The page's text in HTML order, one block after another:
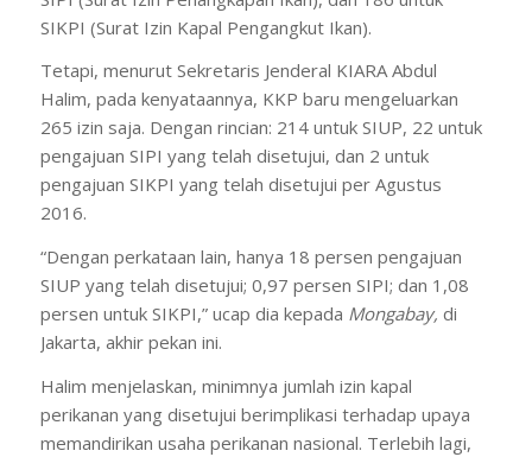
SIKPI (Surat Izin Kapal Pengangkut Ikan).
Tetapi, menurut Sekretaris Jenderal KIARA Abdul
Halim, pada kenyataannya, KKP baru mengeluarkan
265 izin saja. Dengan rincian: 214 untuk SIUP, 22 untuk
pengajuan SIPI yang telah disetujui, dan 2 untuk
pengajuan SIKPI yang telah disetujui per Agustus
2016.
“Dengan perkataan lain, hanya 18 persen pengajuan
SIUP yang telah disetujui; 0,97 persen SIPI; dan 1,08
persen untuk SIKPI,” ucap dia kepada Mongabay, di
Jakarta, akhir pekan ini.
Halim menjelaskan, minimnya jumlah izin kapal
perikanan yang disetujui berimplikasi terhadap upaya
memandirikan usaha perikanan nasional. Terlebih lagi,